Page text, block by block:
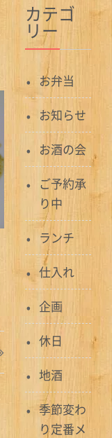
カテゴ
リー
お弁当
お知らせ
お酒の会
ご予約承
り中
ランチ
仕入れ
企画
休日
地酒
季節変わ
り定番メ